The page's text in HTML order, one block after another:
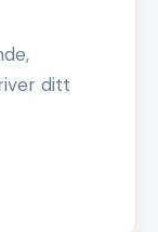
ditt